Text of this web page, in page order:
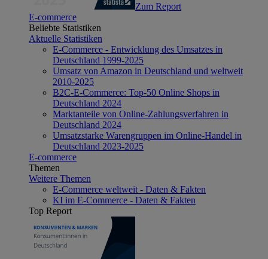
Zum Report
E-commerce
Beliebte Statistiken
Aktuelle Statistiken
E-Commerce - Entwicklung des Umsatzes in
Deutschland 1999-2025
Umsatz von Amazon in Deutschland und weltweit
2010-2025
B2C-E-Commerce: Top-50 Online Shops in
Deutschland 2024
Marktanteile von Online-Zahlungsverfahren in
Deutschland 2024
Umsatzstarke Warengruppen im Online-Handel in
Deutschland 2023-2025
E-commerce
Themen
Weitere Themen
E-Commerce weltweit - Daten & Fakten
KI im E-Commerce - Daten & Fakten
Top Report